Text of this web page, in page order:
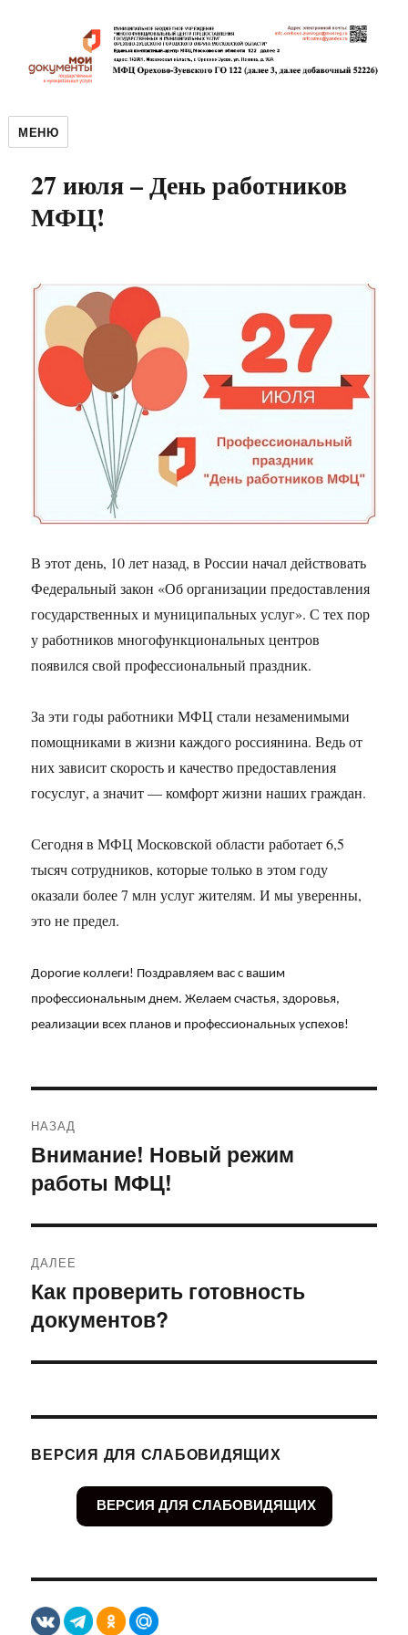
МЕНЮ
27 июля – День работников
МФЦ!
В этот день, 10 лет назад, в России начал действовать
Федеральный закон «Об организации предоставления
государственных и муниципальных услуг». С тех пор
у работников многофункциональных центров
появился свой профессиональный праздник.
За эти годы работники МФЦ стали незаменимыми
помощниками в жизни каждого россиянина. Ведь от
них зависит скорость и качество предоставления
госуслуг, а значит — комфорт жизни наших граждан.
Сегодня в МФЦ Московской области работает 6,5
тысяч сотрудников, которые только в этом году
оказали более 7 млн услуг жителям. И мы уверенны,
это не предел.
Дорогие коллеги! Поздравляем вас с вашим
профессиональным днем. Желаем счастья, здоровья,
реализации всех планов и профессиональных успехов!
по
записям
НАЗАД
Предыдущая
запись:
Внимание! Новый режим
работы МФЦ!
ДАЛЕЕ
Следующая
запись:
Как проверить готовность
документов?
ВЕРСИЯ ДЛЯ СЛАБОВИДЯЩИХ
ВЕРСИЯ ДЛЯ СЛАБОВИДЯЩИХ